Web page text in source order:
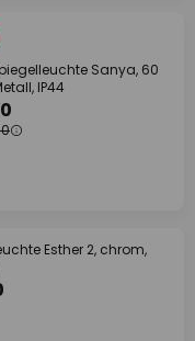
Sanya, 60
IP44
Esther 2, chrom,